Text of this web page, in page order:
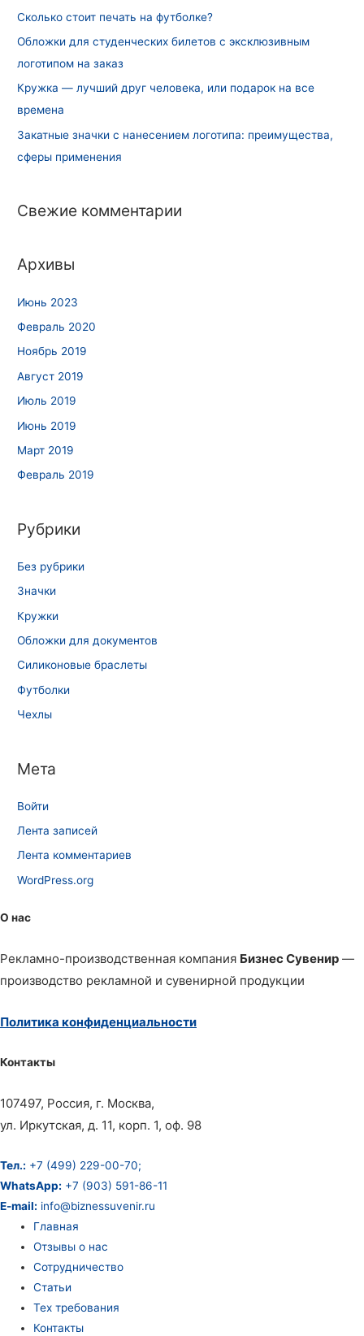
Сколько стоит печать на футболке?
Обложки для студенческих билетов с эксклюзивным
логотипом на заказ
Кружка — лучший друг человека, или подарок на все
времена
Закатные значки с нанесением логотипа: преимущества,
сферы применения
Свежие комментарии
Архивы
Июнь 2023
Февраль 2020
Ноябрь 2019
Август 2019
Июль 2019
Июнь 2019
Март 2019
Февраль 2019
Рубрики
Без рубрики
Значки
Кружки
Обложки для документов
Силиконовые браслеты
Футболки
Чехлы
Мета
Войти
Лента записей
Лента комментариев
WordPress.org
О нас
Рекламно-производственная компания Бизнес Сувенир —
производство рекламной и сувенирной продукции
Политика конфиденциальности
Контакты
107497, Россия, г. Москва,
ул. Иркутская, д. 11, корп. 1, оф. 98
Тел.: +7 (499) 229-00-70;
WhatsApp: +7 (903) 591-86-11
E-mail: info@biznessuvenir.ru
Главная
Отзывы о нас
Сотрудничество
Статьи
Тех требования
Контакты